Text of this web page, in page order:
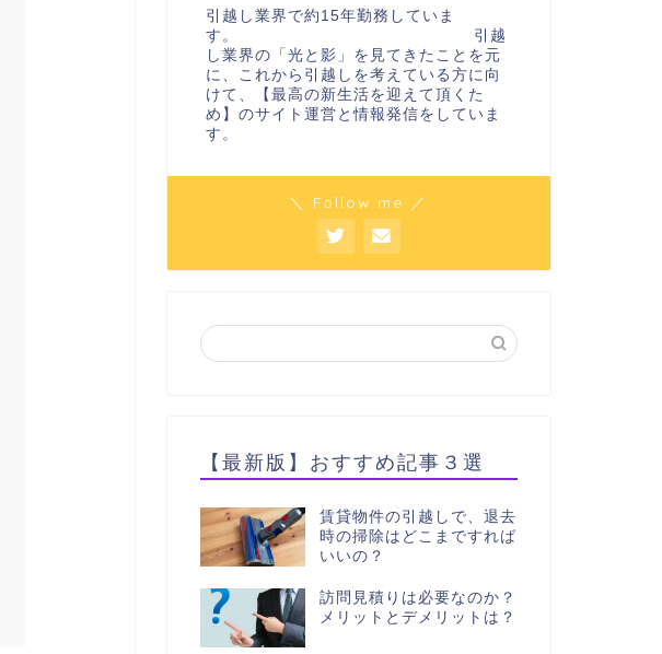
引越し業界で約15年勤務していま
す。 引越
し業界の「光と影」を見てきたことを元
に、これから引越しを考えている方に向
けて、【最高の新生活を迎えて頂くた
め】のサイト運営と情報発信をしていま
す。
＼ Follow me ／
【最新版】おすすめ記事３選
賃貸物件の引越しで、退去
時の掃除はどこまですれば
いいの？
訪問見積りは必要なのか？
メリットとデメリットは？